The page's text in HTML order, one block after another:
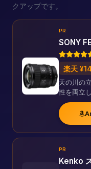
クアップです。
PR
SONY
楽天
天の川の
性を両立
PR
Kenko